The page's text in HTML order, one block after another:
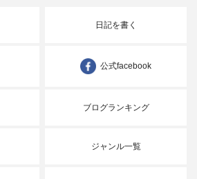
日記を書く
公式facebook
ブログランキング
ジャンル一覧